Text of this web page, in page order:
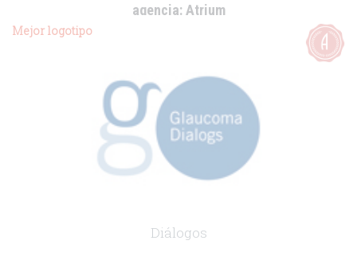
agencia:Atrium
Mejor logotipo
Diálogos